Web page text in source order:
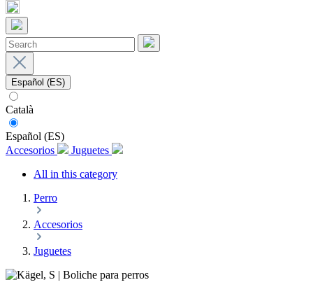
Español (ES)
Català
Español (ES)
Accesorios
Juguetes
All in this category
Perro
Accesorios
Juguetes